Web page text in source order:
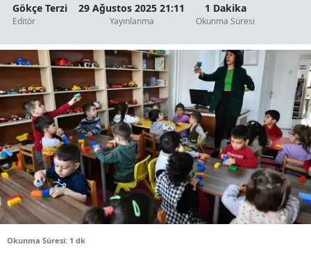
Gökçe Terzi
Editör
29 Ağustos 2025 21:11
Yayınlanma
1 Dakika
Okunma Süresi
Okunma Süresi: 1 dk